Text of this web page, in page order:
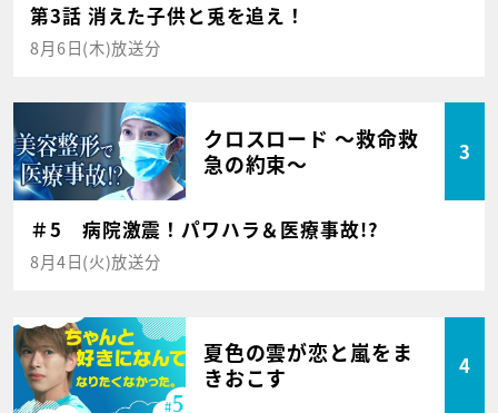
第3話 消えた子供と兎を追え！
8月6日(木)放送分
クロスロード ～救命救
急の約束～
3
＃5 病院激震！パワハラ＆医療事故!?
8月4日(火)放送分
夏色の雲が恋と嵐をま
きおこす
4